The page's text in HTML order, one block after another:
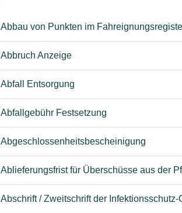
Abbau von Punkten im
Abbruch Anzeige
Abfall Entsorgung
Abfallgebühr Festsetzung
Abgeschlossenheitsbescheinigung
Ablieferungsfrist für Überschüsse aus der
Abschrift / Zweitschrift der